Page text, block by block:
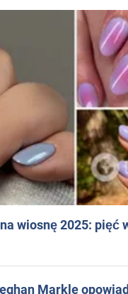
wiosnę 2025: pięć
Markle